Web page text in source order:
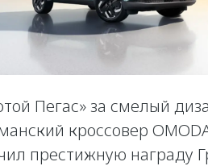
Пегас» за смелый
кроссовер
престижную награду